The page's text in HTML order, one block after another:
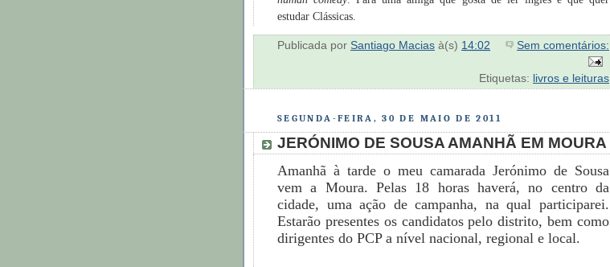
estudar Clássicas.
Publicada por Santiago Macias à(s) 14:02 Sem comentários:
Etiquetas: livros e leituras
SEGUNDA-FEIRA, 30 DE MAIO DE 2011
JERÓNIMO DE SOUSA AMANHÃ EM MOURA
Amanhã à tarde o meu camarada Jerónimo de Sousa
vem a Moura. Pelas 18 horas haverá, no centro da
cidade, uma ação de campanha, na qual participarei.
Estarão presentes os candidatos pelo distrito, bem como
dirigentes do PCP a nível nacional, regional e local.